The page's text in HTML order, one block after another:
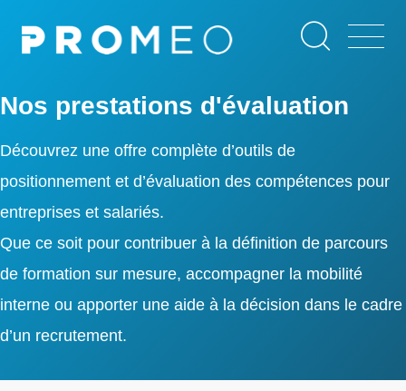
contenu
Nos prestations d'évaluation
Découvrez une offre complète d’outils de
positionnement et d’évaluation des compétences pour
entreprises et salariés.
Que ce soit pour contribuer à la définition de parcours
de formation sur mesure, accompagner la mobilité
interne ou apporter une aide à la décision dans le cadre
d’un recrutement.